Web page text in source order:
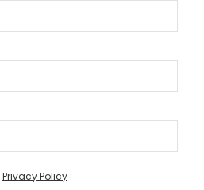
Privacy Policy